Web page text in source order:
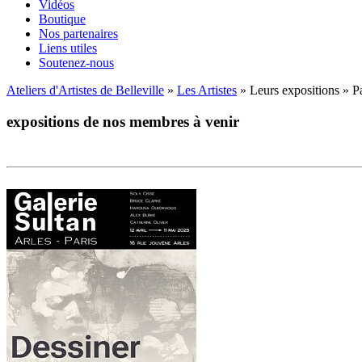
Vidéos
Boutique
Nos partenaires
Liens utiles
Soutenez-nous
Ateliers d'Artistes de Belleville » Les Artistes » Leurs expositions »
expositions de nos membres à venir